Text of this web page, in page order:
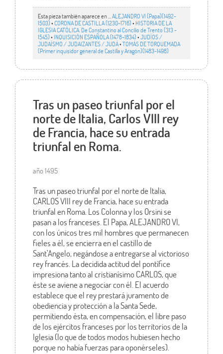
Esta pieza también aparece en ... ALEJANDRO VI (Papa)(1492-
1503)•CORONA DE CASTILLA (1230-1716)• HISTORIA DE LA
IGLESIA CATÓLICA. De Constantino al Concilio de Trento (313 -
1545)• INQUISICIÓN ESPAÑOLA (1478-1834)•JUDÍOS /
JUDAÍSMO / JUDAIZANTES / JUDÁ•TOMÁS DE TORQUEMADA
(Primer inquisidor general de Castilla y Aragón)(1483-1498)
Tras un paseo triunfal por el
norte de Italia, Carlos VIII rey
de Francia, hace su entrada
triunfal en Roma.
año 1495
Tras un paseo triunfal por el norte de Italia,
CARLOS VIII rey de Francia, hace su entrada
triunfal en Roma. Los Colonna y los Orsini se
pasan a los franceses. El Papa, ALEJANDRO VI,
con los únicos tres mil hombres que permanecen
fieles a él, se encierra en el castillo de
Sant’Angelo, negándose a entregarse al victorioso
rey francés. La decidida actitud del pontífice
impresiona tanto al cristianísimo CARLOS, que
éste se aviene a negociar con él. El acuerdo
establece que el rey prestará juramento de
obediencia y protección a la Santa Sede,
permitiendo ésta, en compensación, el libre paso
de los ejércitos franceses por los territorios de la
Iglesia (lo que de todos modos hubiesen hecho
porque no había fuerzas para oponérseles).